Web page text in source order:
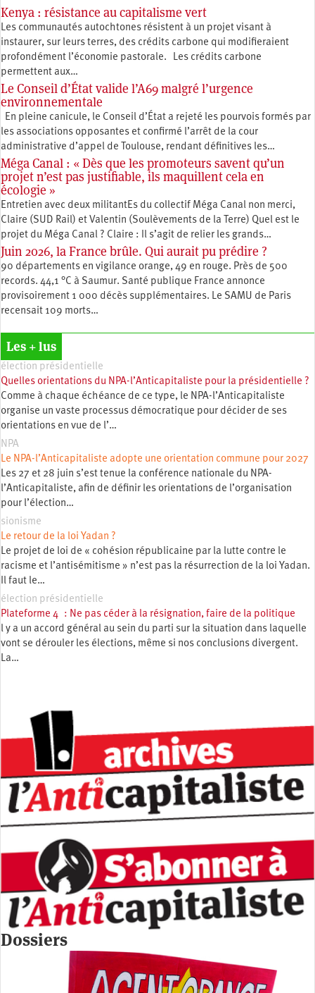
Kenya : résistance au capitalisme vert
Les communautés autochtones résistent à un projet visant à
instaurer, sur leurs terres, des crédits carbone qui modifieraient
profondément l’économie pastorale. Les crédits carbone
permettent aux…
Le Conseil d’État valide l’A69 malgré l’urgence
environnementale
En pleine canicule, le Conseil d’État a rejeté les pourvois formés par
les associations opposantes et confirmé l’arrêt de la cour
administrative d’appel de Toulouse, rendant définitives les…
Méga Canal : « Dès que les promoteurs savent qu’un
projet n’est pas justifiable, ils maquillent cela en
écologie »
Entretien avec deux militantEs du collectif Méga Canal non merci,
Claire (SUD Rail) et Valentin (Soulèvements de la Terre) Quel est le
projet du Méga Canal ? Claire : Il s’agit de relier les grands…
Juin 2026, la France brûle. Qui aurait pu prédire ?
90 départements en vigilance orange, 49 en rouge. Près de 500
records. 44,1 °C à Saumur. Santé publique France annonce
provisoirement 1 000 décès supplémentaires. Le SAMU de Paris
recensait 109 morts…
Les + lus
élection présidentielle
Quelles orientations du NPA-l’Anticapitaliste pour la présidentielle ?
Comme à chaque échéance de ce type, le NPA-l’Anticapitaliste
organise un vaste processus démocratique pour décider de ses
orientations en vue de l’…
NPA
Le NPA-l’Anticapitaliste adopte une orientation commune pour 2027
Les 27 et 28 juin s’est tenue la conférence nationale du NPA-
l’Anticapitaliste, afin de définir les orientations de l’organisation
pour l’élection…
sionisme
Le retour de la loi Yadan ?
Le projet de loi de « cohésion républicaine par la lutte contre le
racisme et l’antisémitisme » n’est pas la résurrection de la loi Yadan.
Il faut le…
élection présidentielle
Plateforme 4 : Ne pas céder à la résignation, faire de la politique
l y a un accord général au sein du parti sur la situation dans laquelle
vont se dérouler les élections, même si nos conclusions divergent.
La…
Dossiers